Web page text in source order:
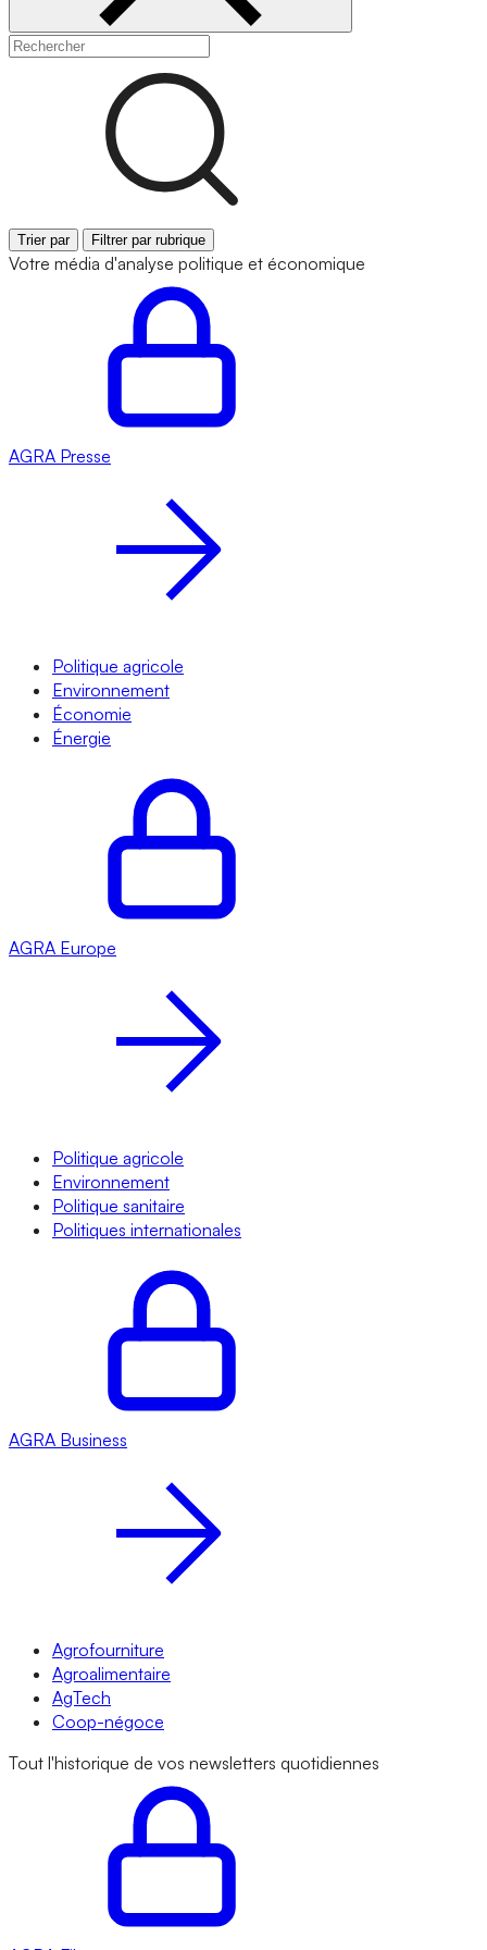
Trier par Filtrer par rubrique
Votre média d'analyse politique et économique
AGRA Presse
Politique agricole
Environnement
Économie
Énergie
AGRA Europe
Politique agricole
Environnement
Politique sanitaire
Politiques internationales
AGRA Business
Agrofourniture
Agroalimentaire
AgTech
Coop-négoce
Tout l'historique de vos newsletters quotidiennes